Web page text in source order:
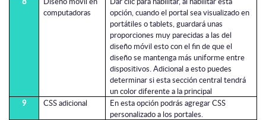
computadoras
opción, cuando el portal sea visualizado en
portátiles o tablets, guardará unas
proporciones muy parecidas a las del
diseño móvil esto con el fin de que el
diseño se mantenga más uniforme entre
dispositivos. Adicional a esto puedes
determinar si esta sección central tendrá
un color diferente a la principal
9
CSS adicional
En esta opción podrás agregar CSS
personalizado a los portales.